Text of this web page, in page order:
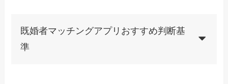
既婚者マッチングアプリおすすめ判断基
準